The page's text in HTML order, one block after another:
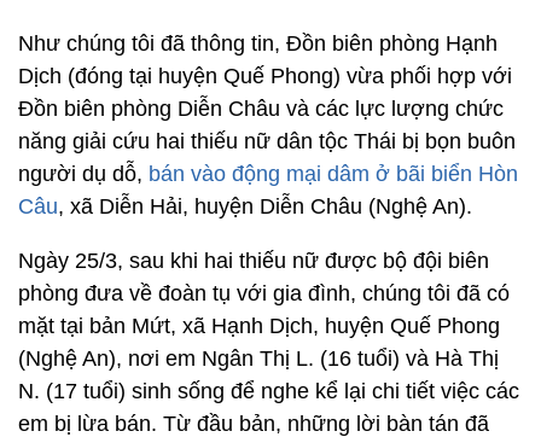
Như chúng tôi đã thông tin, Đồn biên phòng Hạnh
Dịch (đóng tại huyện Quế Phong) vừa phối hợp với
Đồn biên phòng Diễn Châu và các lực lượng chức
năng giải cứu hai thiếu nữ dân tộc Thái bị bọn buôn
người dụ dỗ, bán vào động mại dâm ở bãi biển Hòn
Câu, xã Diễn Hải, huyện Diễn Châu (Nghệ An).
Ngày 25/3, sau khi hai thiếu nữ được bộ đội biên
phòng đưa về đoàn tụ với gia đình, chúng tôi đã có
mặt tại bản Mứt, xã Hạnh Dịch, huyện Quế Phong
(Nghệ An), nơi em Ngân Thị L. (16 tuổi) và Hà Thị
N. (17 tuổi) sinh sống để nghe kể lại chi tiết việc các
em bị lừa bán. Từ đầu bản, những lời bàn tán đã